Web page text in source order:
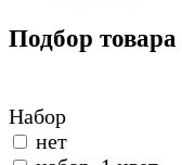
Подбор товара
Набор
нет